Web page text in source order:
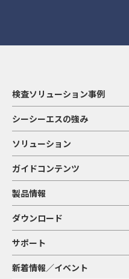
検査ソリューション事例
シーシーエスの強み
ソリューション
ガイドコンテンツ
製品情報
ダウンロード
サポート
新着情報／イベント